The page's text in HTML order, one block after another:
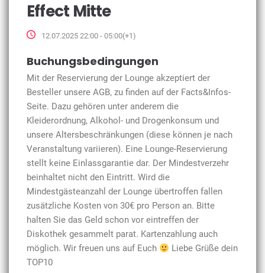
Effect Mitte
12.07.2025 22:00 - 05:00(+1)
Buchungsbedingungen
Mit der Reservierung der Lounge akzeptiert der
Besteller unsere AGB, zu finden auf der Facts&Infos-
Seite. Dazu gehören unter anderem die
Kleiderordnung, Alkohol- und Drogenkonsum und
unsere Altersbeschränkungen (diese können je nach
Veranstaltung variieren). Eine Lounge-Reservierung
stellt keine Einlassgarantie dar. Der Mindestverzehr
beinhaltet nicht den Eintritt. Wird die
Mindestgästeanzahl der Lounge übertroffen fallen
zusätzliche Kosten von 30€ pro Person an. Bitte
halten Sie das Geld schon vor eintreffen der
Diskothek gesammelt parat. Kartenzahlung auch
möglich. Wir freuen uns auf Euch
Liebe Grüße dein
TOP10